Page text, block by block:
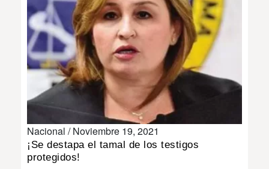
MULTIMEDIA
IMPRESO
Nacional /Noviembre 19, 2021
¡Se destapa el tamal de los testigos
protegidos!